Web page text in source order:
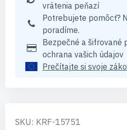
vrátenia peňazí
Potrebujete pomôcť?
poradíme.
Bezpečné a šifrované
ochrana vašich údajov
Prečítajte si svoje
SKU: KRF-15751